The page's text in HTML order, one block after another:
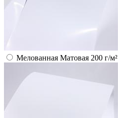
Мелованная Матовая 200 г/м²